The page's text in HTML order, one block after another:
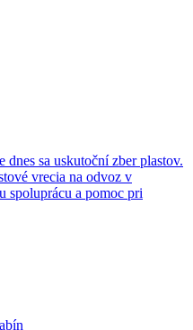
dnes sa uskutoční zber plastov.
vrecia na odvoz v
spoluprácu a pomoc pri